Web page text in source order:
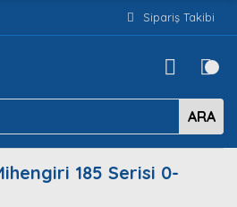
Sipariş Takibi
ARA
185 Serisi 0-